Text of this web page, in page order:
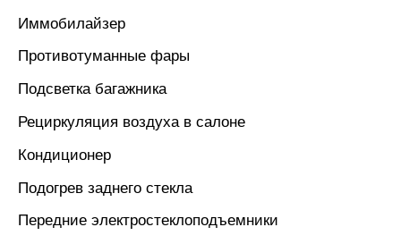
Иммобилайзер
Противотуманные фары
Подсветка багажника
Рециркуляция воздуха в салоне
Кондиционер
Подогрев заднего стекла
Передние электростеклоподъемники